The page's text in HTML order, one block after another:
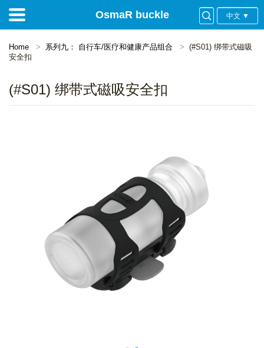
中文 ▼
OsmaR buckle
Home 系列九： 自行车/医疗和健康产品组合
(#S01) 绑带式磁吸
安全扣
(#S01) 绑带式磁吸安全扣